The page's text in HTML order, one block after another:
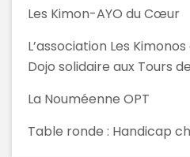
Les Kimon-AYO du Cœur
L’association Les
Dojo solidaire aux Tours
La Nouméenne OPT
Table ronde : Handicap